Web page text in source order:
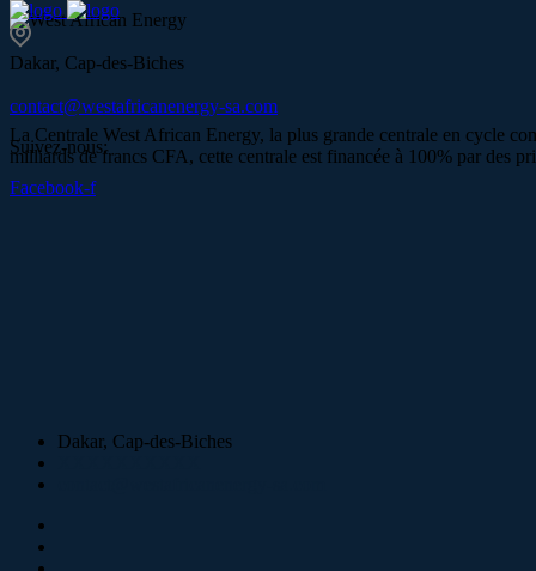
La Centrale West African Energy, la plus grande centrale en cycle
milliards de francs CFA, cette centrale est financée à 100% par des
Dakar, Cap-des-Biches
Dakar, Cap-des-Biches
contact@westafricanenergy-sa.com
Suivez-nous:
Facebook-f